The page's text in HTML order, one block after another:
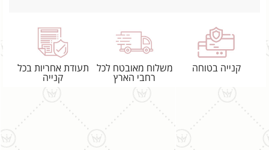
קנייה בטוחה
משלוח מאובטח לכל
רחבי הארץ
תעודת אחריות בכל
קנייה